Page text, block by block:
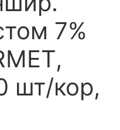
7%
шт/кор,